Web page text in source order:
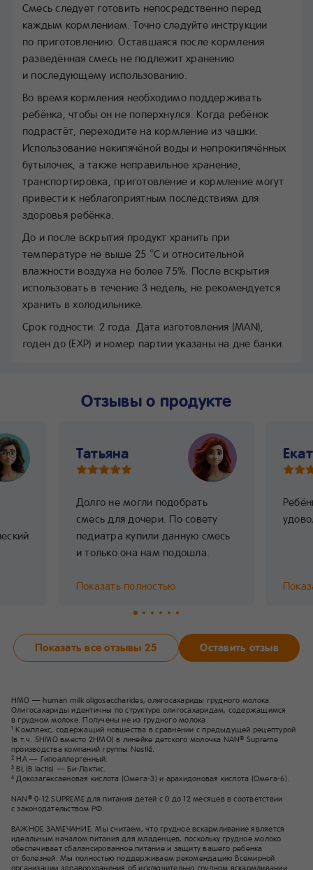
Смесь следует готовить непосредственно перед
каждым кормлением. Точно следуйте инструкции
по приготовлению. Оставшаяся после кормления
разведённая смесь не подлежит хранению
и последующему использованию.
Во время кормления необходимо поддерживать
ребёнка, чтобы он не поперхнулся. Когда ребёнок
подрастёт, переходите на кормление из чашки.
Использование некипячёной воды и непрокипячённых
бутылочек, а также неправильное хранение,
транспортировка, приготовление и кормление могут
привести к неблагоприятным последствиям для
здоровья ребёнка.
До и после вскрытия продукт хранить при
температуре не выше 25 °С и относительной
влажности воздуха не более 75%. После вскрытия
использовать в течение 3 недель, не рекомендуется
хранить в холодильнике.
Срок годности: 2 года. Дата изготовления (MAN),
годен до (EXP) и номер партии указаны на дне банки.
Отзывы о продукте
Татьяна
Долго не могли подобрать
смесь для дочери. По совету
педиатра купили данную смесь
и только она нам подошла.
Показать полностью
Показать все отзывы 25 Оставить отзыв
HMO — human milk oligosaccharides, олигосахариды грудного молока.
Олигосахариды идентичны по структуре олигосахаридам, содержащимся
в грудном молоке. Получены не из грудного молока.
1 Комплекс, содержащий новшества в сравнении с предыдущей рецептурой
(в т.ч. 5HMO вместо 2HMO) в линейке детского молочка NAN® Supreme
производства компаний группы Nestlé.
2 HA — Гипоаллергенный.
3 BL (B.lactis) — Би-Лактис.
4 Докозагексаеновая кислота (Омега-3) и арахидоновая кислота (Омега-6).
NAN ®0-12 SUPREME для питания детей с 0 до 12 месяцев в соответствии
с законодательством РФ.
ВАЖНОЕ ЗАМЕЧАНИЕ. Мы считаем, что грудное вскармливание является
идеальным началом питания для младенцев, поскольку грудное молоко
обеспечивает сбалансированное питание и защиту вашего ребенка
от болезней. Мы полностью поддерживаем рекомендацию Всемирной
организации здравоохранения об исключительно грудном вскармливании